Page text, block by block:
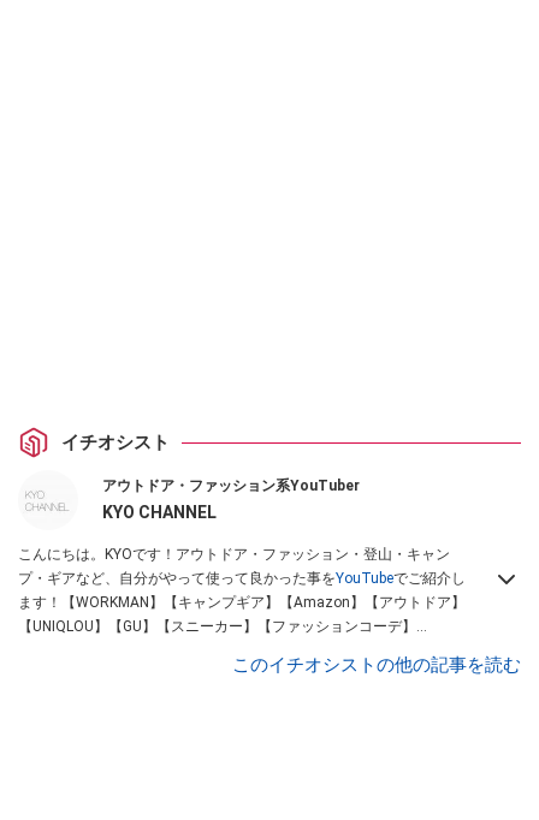
イチオシスト
アウトドア・ファッション系YouTuber
KYO CHANNEL
こんにちは。KYOです！アウトドア・ファッション・登山・キャン
プ・ギアなど、自分がやって使って良かった事をYouTubeでご紹介し
ます！【WORKMAN】【キャンプギア】【Amazon】【アウトドア】
【UNIQLOU】【GU】【スニーカー】【ファッションコーデ】
このイチオシストの他の記事を読む